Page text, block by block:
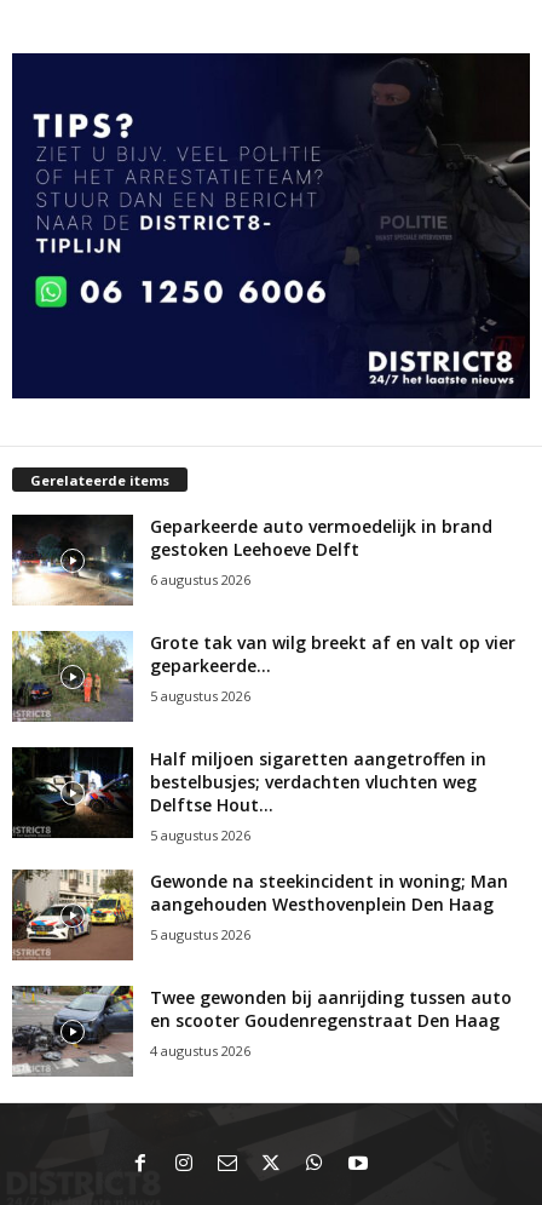
Gerelateerde items
Geparkeerde auto vermoedelijk in brand
gestoken Leehoeve Delft
6 augustus 2026
Grote tak van wilg breekt af en valt op vier
geparkeerde...
5 augustus 2026
Half miljoen sigaretten aangetroffen in
bestelbusjes; verdachten vluchten weg
Delftse Hout...
5 augustus 2026
Gewonde na steekincident in woning; Man
aangehouden Westhovenplein Den Haag
5 augustus 2026
Twee gewonden bij aanrijding tussen auto
en scooter Goudenregenstraat Den Haag
4 augustus 2026